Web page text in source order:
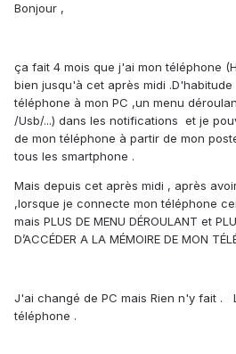
Bonjour ,
ça fait 4 mois que j'ai mon téléphone
bien jusqu'à cet après midi
téléphone à mon PC ,un menu
/Usb/...) dans les notifications et je
de mon téléphone à partir de mon
tous les smartphone .
Mais depuis cet après midi , après
,lorsque je connecte mon téléphone
mais PLUS DE MENU DÉROULANT et
D’ACCÉDER A LA MÉMOIRE DE MON
J'ai changé de PC mais Rien n'y fait .
téléphone .